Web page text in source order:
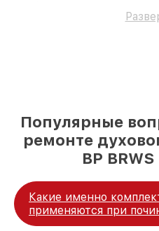
Популярные
ремонте
BP
Какие именно
применяются при